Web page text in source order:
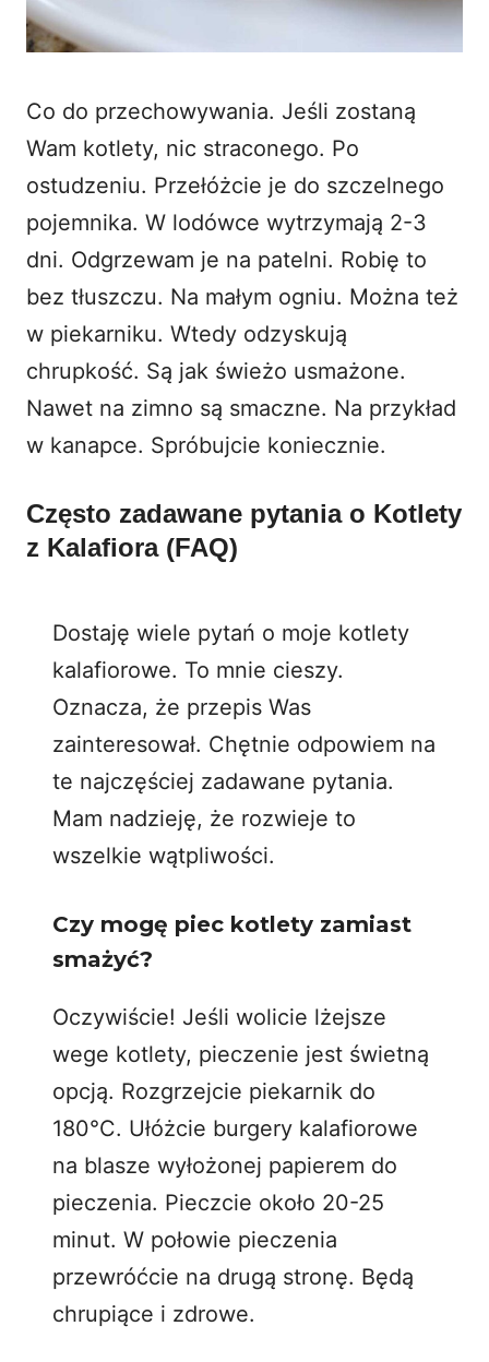
Co do przechowywania. Jeśli zostaną
Wam kotlety, nic straconego. Po
ostudzeniu. Przełóżcie je do szczelnego
pojemnika. W lodówce wytrzymają 2-3
dni. Odgrzewam je na patelni. Robię to
bez tłuszczu. Na małym ogniu. Można też
w piekarniku. Wtedy odzyskują
chrupkość. Są jak świeżo usmażone.
Nawet na zimno są smaczne. Na przykład
w kanapce. Spróbujcie koniecznie.
Często zadawane pytania o Kotlety
z Kalafiora (FAQ)
Dostaję wiele pytań o moje kotlety
kalafiorowe. To mnie cieszy.
Oznacza, że przepis Was
zainteresował. Chętnie odpowiem na
te najczęściej zadawane pytania.
Mam nadzieję, że rozwieje to
wszelkie wątpliwości.
Czy mogę piec kotlety zamiast
smażyć?
Oczywiście! Jeśli wolicie lżejsze
wege kotlety, pieczenie jest świetną
opcją. Rozgrzejcie piekarnik do
180°C. Ułóżcie burgery kalafiorowe
na blasze wyłożonej papierem do
pieczenia. Pieczcie około 20-25
minut. W połowie pieczenia
przewróćcie na drugą stronę. Będą
chrupiące i zdrowe.